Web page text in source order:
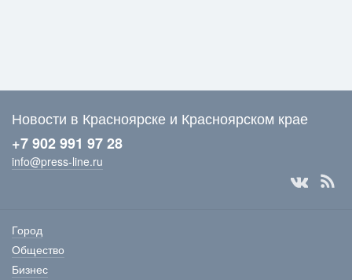
Новости в Красноярске и Красноярском крае
+7 902 991 97 28
info@press-line.ru
Город
Общество
Бизнес